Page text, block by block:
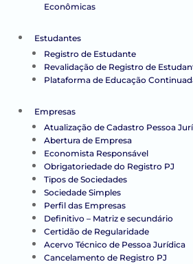
Econômicas
Estudantes
Registro de Estudante
Revalidação de Registro de
Plataforma de Educação
Empresas
Atualização de Cadastro Pessoa
Abertura de Empresa
Economista Responsável
Obrigatoriedade do Registro PJ
Tipos de Sociedades
Sociedade Simples
Perfil das Empresas
Definitivo – Matriz e secundário
Certidão de Regularidade
Acervo Técnico de Pessoa Jurídica
Cancelamento de Registro PJ